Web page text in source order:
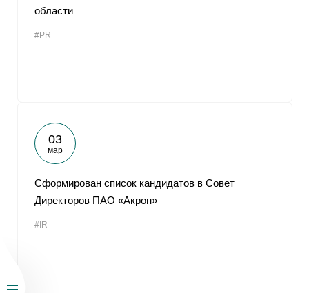
области
#PR
03
мар
Сформирован список кандидатов в Совет
Директоров ПАО «Акрон»
#IR